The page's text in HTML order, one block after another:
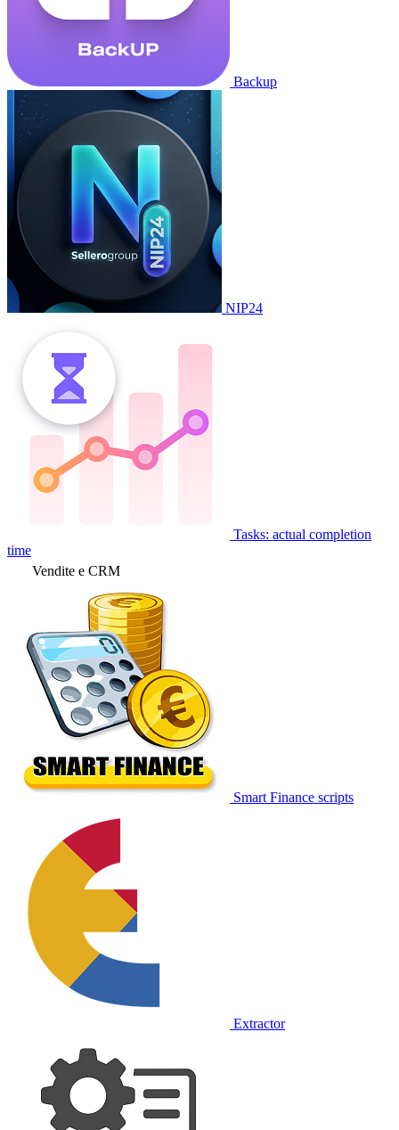
Backup
NIP24
Tasks: actual completion
time
Vendite e CRM
Smart Finance scripts
Extractor